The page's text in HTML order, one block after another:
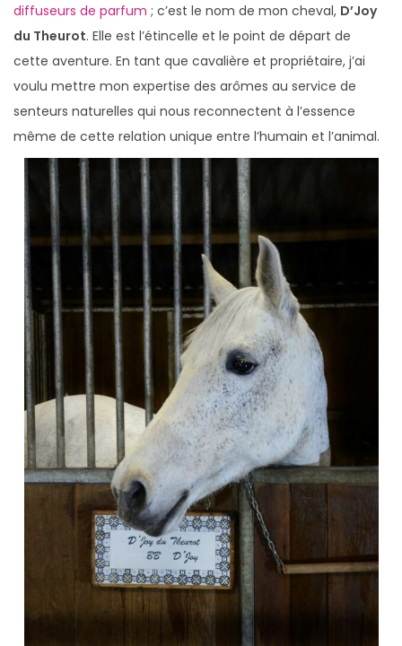
diffuseurs de parfum ; c’est le nom de mon cheval, D’Joy
du Theurot. Elle est l’étincelle et le point de départ de
cette aventure. En tant que cavalière et propriétaire, j’ai
voulu mettre mon expertise des arômes au service de
senteurs naturelles qui nous reconnectent à l’essence
même de cette relation unique entre l’humain et l’animal.